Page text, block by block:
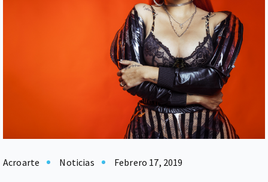
Acroarte Noticias Febrero 17, 2019